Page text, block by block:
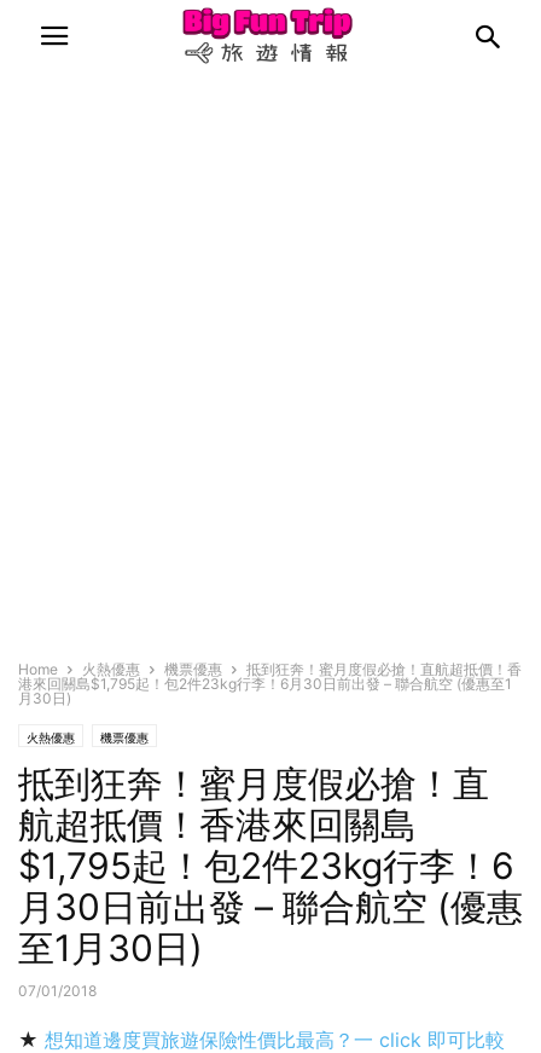
Home 火熱優惠 機票優惠
抵到狂奔！蜜月度假必搶！直航超抵價！香
港來回關島$1,795起！包2件23kg行李！6月30日前出發 – 聯合航空 (優惠至1
月30日)
火熱優惠 機票優惠
抵到狂奔！蜜月度假必搶！直
航超抵價！香港來回關島
$1,795起！包2件23kg行李！6
月30日前出發 – 聯合航空 (優惠
至1月30日)
07/01/2018
★ 想知道邊度買旅遊保險性價比最高？一 click 即可比較